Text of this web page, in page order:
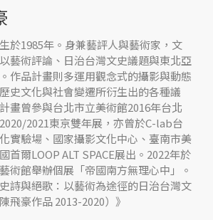
於1985年。身兼藝評人與藝術家，文
藝術評論、日治台灣文史議題與東北亞
作品計畫則多運用觀念式的攝影與動態
史文化與社會變遷所衍生出的各種議
畫曾參與台北市立美術館2016年台北
2021東京雙年展，亦曾於C-lab台
實驗場、國家攝影文化中心、臺南市美
首爾LOOP ALT SPACE展出。2022年於
術館舉辦個展「帝國南方無理心中」。
詩與絕歌：以藝術為途徑的日治台灣文
飛豪作品 2013-2020）》